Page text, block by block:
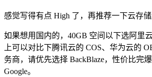
感觉写得有点 High 了，再推荐一下云存储
如果想用国内的，40GB 空间以下选阿里
上可以对比下腾讯云的 COS、华为云的
务商，请优先选择 BackBlaze，性价比完爆
Google。